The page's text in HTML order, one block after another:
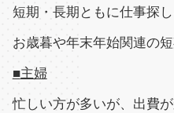
短期・長期ともに仕事探し
お歳暮や年末年始関連の
■主婦
忙しい方が多いが、出費